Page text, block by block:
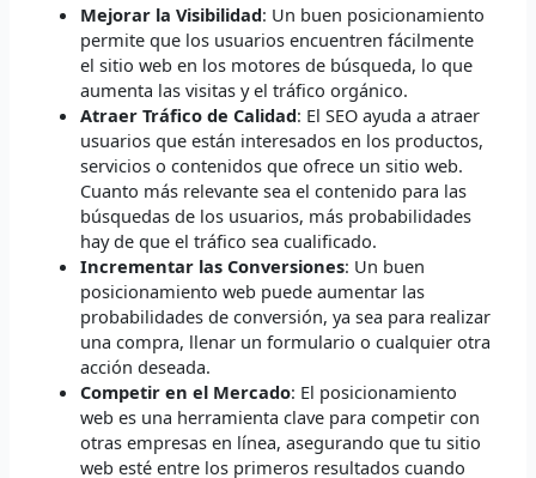
Mejorar la Visibilidad: Un buen posicionamiento
permite que los usuarios encuentren fácilmente
el sitio web en los motores de búsqueda, lo que
aumenta las visitas y el tráfico orgánico.
Atraer Tráfico de Calidad: El SEO ayuda a atraer
usuarios que están interesados en los productos,
servicios o contenidos que ofrece un sitio web.
Cuanto más relevante sea el contenido para las
búsquedas de los usuarios, más probabilidades
hay de que el tráfico sea cualificado.
Incrementar las Conversiones: Un buen
posicionamiento web puede aumentar las
probabilidades de conversión, ya sea para realizar
una compra, llenar un formulario o cualquier otra
acción deseada.
Competir en el Mercado: El posicionamiento
web es una herramienta clave para competir con
otras empresas en línea, asegurando que tu sitio
web esté entre los primeros resultados cuando